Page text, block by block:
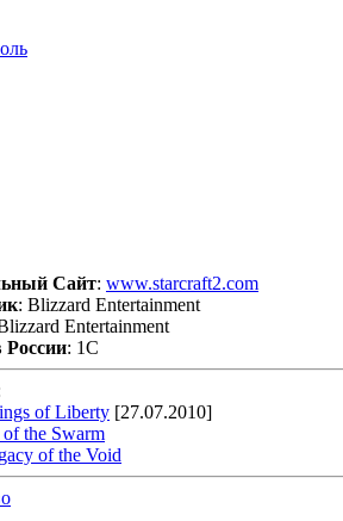
Сайт: www.starcraft2.com
: Blizzard Entertainment
Entertainment
России: 1С
of Liberty [27.07.2010]
the Swarm
of the Void